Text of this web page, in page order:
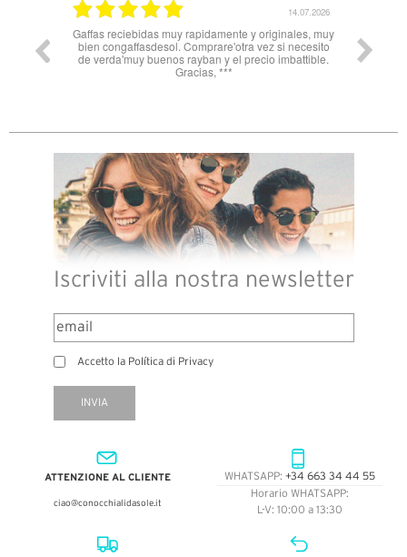
14.07.2026
y originales, muy
vez si necesito
y el precio imbattible.
Nn solo super celeri nelle informazioni ma
soprattutto servizio e spedizione impeccabili! Dalla
Spagna all’Italia in 3 gg lavorativi! Bravi e grazie
Iscriviti alla nostra newsletter
Accetto la Política di Privacy
INVIA
ATTENZIONE AL CLIENTE
ciao@conocchialidasole.it
WHATSAPP: +34 663 34 44 55
Horario WHATSAPP:
L-V: 10:00 a 13:30